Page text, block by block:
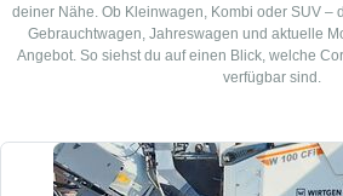
deiner Nähe. Ob Kleinwagen, Kombi oder SUV –
Gebrauchtwagen, Jahreswagen und aktuelle
Angebot. So siehst du auf einen Blick, welche
verfügbar sind.